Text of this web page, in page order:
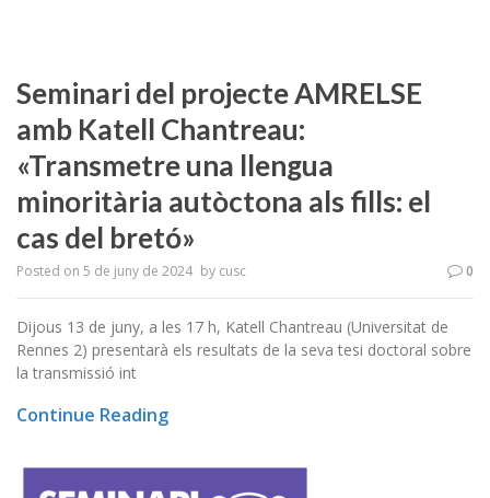
Seminari del projecte AMRELSE
amb Katell Chantreau:
«Transmetre una llengua
minoritària autòctona als fills: el
cas del bretó»
Posted on 5 de juny de 2024 by cusc 0
Dijous 13 de juny, a les 17 h, Katell Chantreau (Universitat de
Rennes 2) presentarà els resultats de la seva tesi doctoral sobre
la transmissió int
Continue Reading